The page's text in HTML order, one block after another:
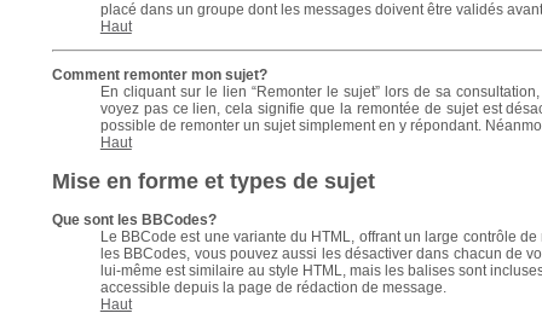
placé dans un groupe dont les messages doivent être validés
Haut
Comment remonter mon sujet?
En cliquant sur le lien “Remonter le sujet” lors de sa
voyez pas ce lien, cela signifie que la remontée de sujet est
possible de remonter un sujet simplement en y répondant.
Haut
Mise en forme et types de sujet
Que sont les BBCodes?
Le BBCode est une variante du HTML, offrant un large contrôle
les BBCodes, vous pouvez aussi les désactiver dans chacun de
lui-même est similaire au style HTML, mais les balises sont
accessible depuis la page de rédaction de message.
Haut